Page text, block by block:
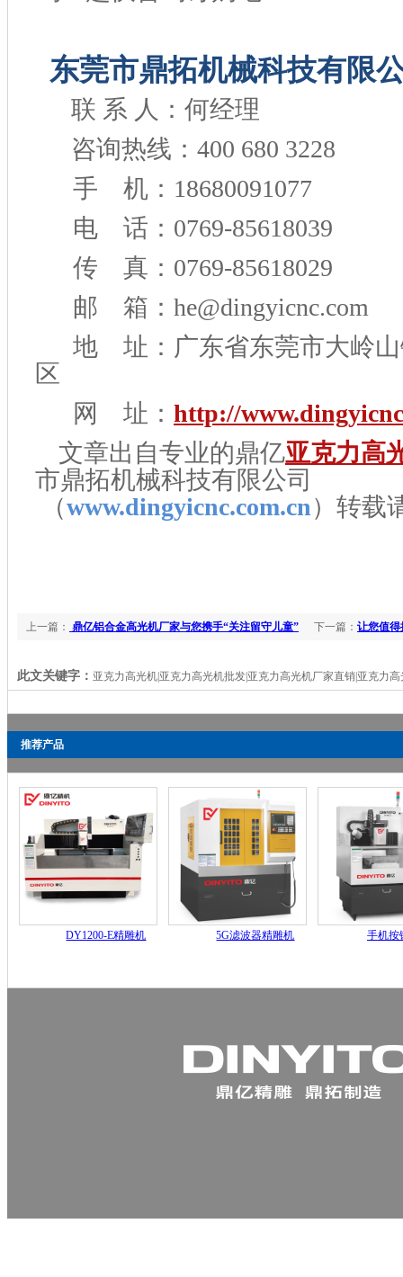
东莞市鼎拓机械科技有限
联 系 人：何经理
咨询热线：400 680 3228
手 机：18680091077
电 话：0769-85618039
传 真：0769-85618029
邮 箱：he@dingyicnc.com
地 址：广东省东莞市大岭山
区
网 址： http://
文章出自专业的鼎亿亚克力高
市鼎拓机械科技有限公司
（www.dingyicnc.com.cn）转载
下一篇： 让您值得
上一篇： 鼎亿铝合金高光机厂家与您携手“关注留守儿童”
此文关键字： 亚克力高光机|亚克力高光机批发|亚克力高光机厂家直销|亚克力
推荐产品
DY1200-E精雕机 5G滤波器精雕机 手机按